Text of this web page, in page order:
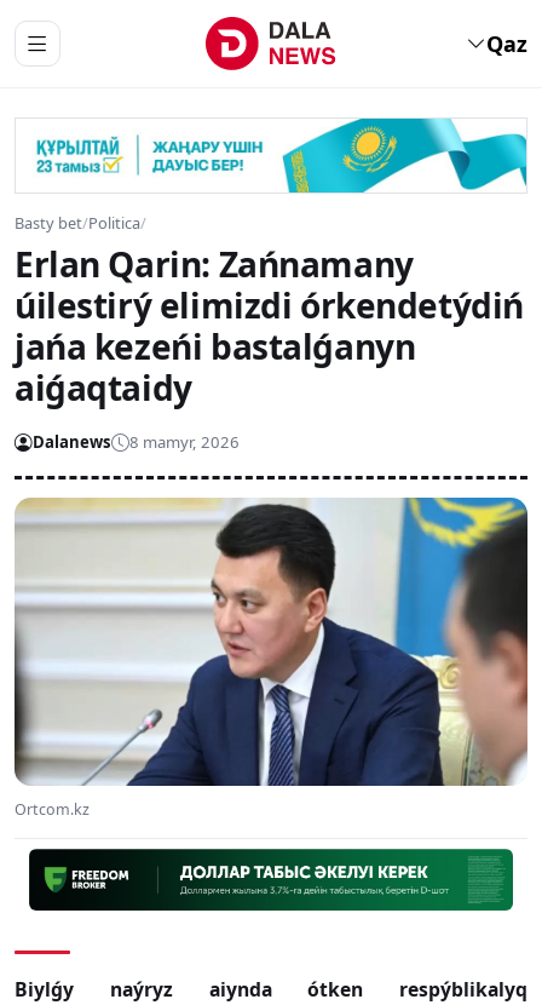
Qaz
Basty bet/Politica/
Erlan Qarin: Zańnamany
úilestirý elimizdi órkendetýdiń
jańa kezeńi bastalǵanyn
aiǵaqtaidy
Dalanews 8 mamyr, 2026
Ortcom.kz
Biylǵy naýryz aiynda ótken respýblikalyq